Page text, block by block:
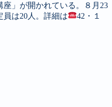
」が開かれている。８月23
員は20人。詳細は
42・１